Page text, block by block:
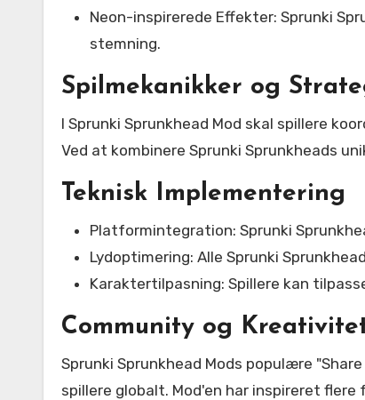
Neon-inspirerede Effekter: Sprunki
stemning.
Spilmekanikker og
I Sprunki Sprunkhead Mod skal spillere
Ved at kombinere Sprunki Sprunkheads
Teknisk Implementering
Platformintegration: Sprunki
Lydoptimering: Alle Sprunki
Karaktertilpasning: Spillere kan
Community og
Sprunki Sprunkhead Mods populære
spillere globalt. Mod'en har inspireret